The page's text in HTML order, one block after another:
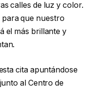
calles de luz y color.
que nuestro
el más brillante y
cita apuntándose
al Centro de